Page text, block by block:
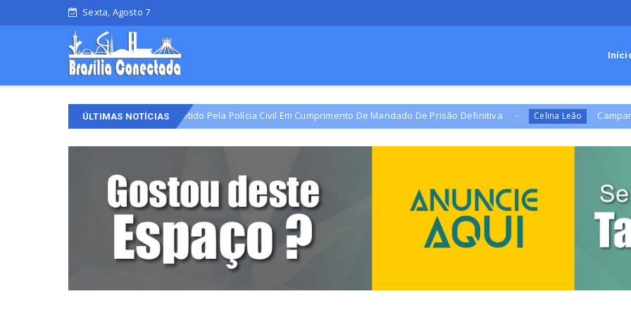
Sexta, Agosto 7
ÚLTIMAS NOTÍCIAS
Do Varjão É Detido Pela Polícia Civil Em Cumprimento De Mandado De Prisão Definitiva Celina Leão Campanha de